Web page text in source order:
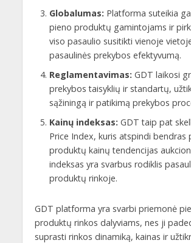
Globalumas: Platforma suteikia
pieno produktų gamintojams ir
viso pasaulio susitikti vienoje
pasaulinės prekybos efektyvumą.
Reglamentavimas: GDT laikosi
prekybos taisyklių ir standartų,
sąžiningą ir patikimą prekybos
Kainų indeksas: GDT taip pat
Price Index, kuris atspindi bendras
produktų kainų tendencijas
indeksas yra svarbus rodiklis
produktų rinkoje.
GDT platforma yra svarbi priemonė
produktų rinkos dalyviams, nes ji
suprasti rinkos dinamiką, kainas ir